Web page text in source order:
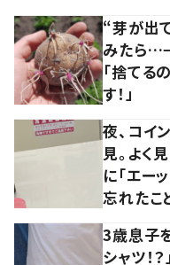
“芽が出
みたら
「捨てる
す！」
夜、コイ
見。よく
に「エー
忘れたこ
3歳息子
シャツ！